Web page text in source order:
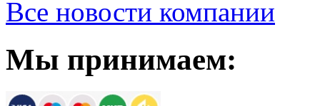
Все новости компании
Мы принимаем: